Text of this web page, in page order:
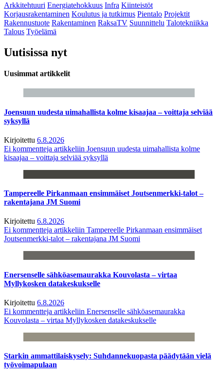
Arkkitehtuuri Energiatehokkuus Infra Kiinteistöt
Korjausrakentaminen Koulutus ja tutkimus Pientalo Projektit
Rakennustuote Rakentaminen RaksaTV Suunnittelu Talotekniikka
Talous Työelämä
Uutisissa nyt
Uusimmat artikkelit
Joensuun uudesta uimahallista kolme kisaajaa – voittaja selviää
syksyllä
Kirjoitettu 6.8.2026
Ei kommentteja artikkeliin Joensuun uudesta uimahallista kolme
kisaajaa – voittaja selviää syksyllä
Tampereelle Pirkanmaan ensimmäiset Joutsenmerkki-talot –
rakentajana JM Suomi
Kirjoitettu 6.8.2026
Ei kommentteja artikkeliin Tampereelle Pirkanmaan ensimmäiset
Joutsenmerkki-talot – rakentajana JM Suomi
Enersenselle sähköasemaurakka Kouvolasta – virtaa
Myllykosken datakeskukselle
Kirjoitettu 6.8.2026
Ei kommentteja artikkeliin Enersenselle sähköasemaurakka
Kouvolasta – virtaa Myllykosken datakeskukselle
Starkin ammattilaiskysely: Suhdannekuopasta päädytään vielä
työvoimapulaan